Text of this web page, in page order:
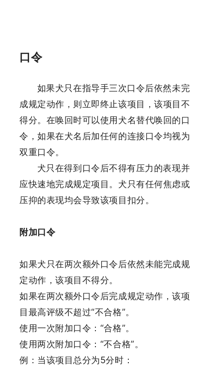
口令
如果犬只在指导手三次口令后依然未完
成规定动作，则立即终止该项目，该项目不
得分。在唤回时可以使用犬名替代唤回的口
令，如果在犬名后加任何的连接口令均视为
双重口令。
犬只在得到口令后不得有压力的表现并
应快速地完成规定项目。犬只有任何焦虑或
压抑的表现均会导致该项目扣分。
附加口令
如果犬只在两次额外口令后依然未能完成规
定动作，该项目不得分。
如果在两次额外口令后完成规定动作，该项
目最高评级不超过“不合格”。
使用一次附加口令：“合格”。
使用两次附加口令：“不合格”。
例：当该项目总分为5分时：